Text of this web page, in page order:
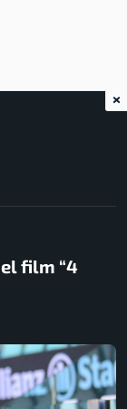
film “4
×